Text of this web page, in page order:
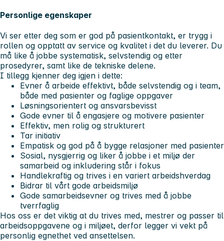
Personlige egenskaper
Vi ser etter deg som er god på pasientkontakt, er trygg i
rollen og opptatt av service og kvalitet i det du leverer. Du
må like å jobbe systematisk, selvstendig og etter
prosedyrer, samt like de tekniske delene.
I tillegg kjenner deg igjen i dette:
Evner å arbeide effektivt, både selvstendig og i team,
både med pasienter og faglige oppgaver
Løsningsorientert og ansvarsbevisst
Gode evner til å engasjere og motivere pasienter
Effektiv, men rolig og strukturert
Tar initiativ
Empatisk og god på å bygge relasjoner med pasienter
Sosial, nysgjerrig og liker å jobbe i et miljø der
samarbeid og inkludering står i fokus
Handlekraftig og trives i en variert arbeidshverdag
Bidrar til vårt gode arbeidsmiljø
Gode samarbeidsevner og trives med å jobbe
tverrfaglig
Hos oss er det viktig at du trives med, mestrer og passer til
arbeidsoppgavene og i miljøet, derfor legger vi vekt på
personlig egnethet ved ansettelsen.